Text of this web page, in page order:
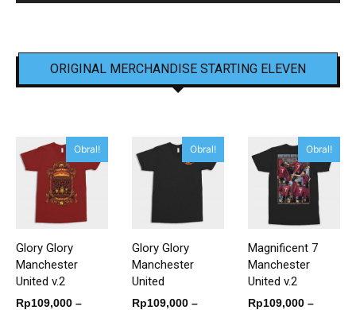
ORIGINAL MERCHANDISE STARTING ELEVEN
Obral!
Glory Glory
Manchester
United v.2
Rp109,000 –
Obral!
Glory Glory
Manchester
United
Rp109,000 –
Obral!
Magnificent 7
Manchester
United v.2
Rp109,000 –